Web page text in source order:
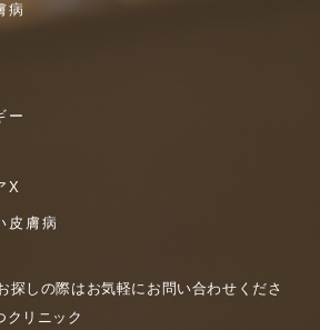
病
ー
X
皮膚病
探しの際はお気軽にお問い合わせくださ
クリニック